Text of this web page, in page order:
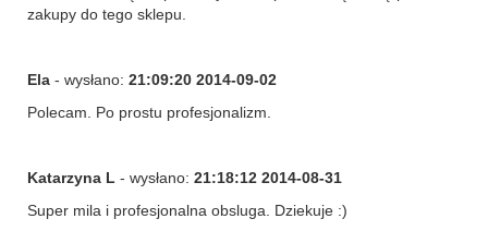
zakupy do tego sklepu.
Ela - wysłano: 21:09:20 2014-09-02
Polecam. Po prostu profesjonalizm.
Katarzyna L - wysłano: 21:18:12 2014-08-31
Super mila i profesjonalna obsluga. Dziekuje :)